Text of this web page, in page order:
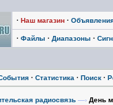
· Наш магазин·
· Файлы · Диапазоны ·
· Статистика · Поиск·
радиосвязь —›День